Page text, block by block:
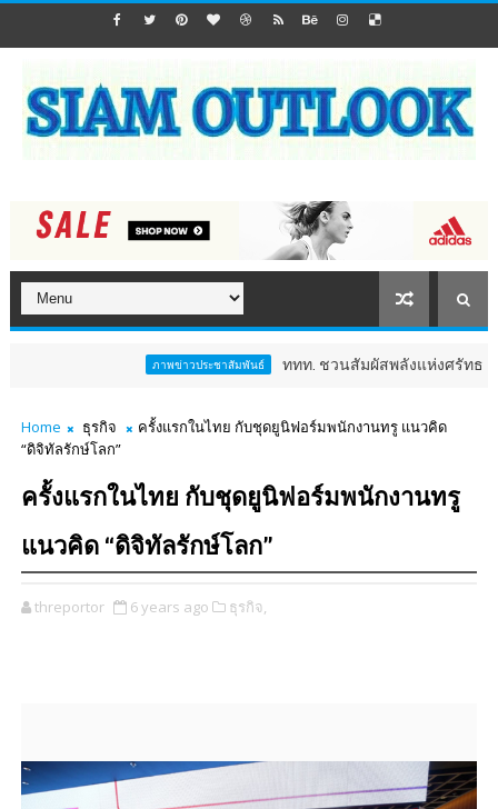
ภาพข่าวประชาสัมพันธ์ ททท. ชวนสัมผัสพลังแห่งศรัทธา ร่วมงาน "
Home ธุรกิจ
ครั้งแรกในไทย กับชุดยูนิฟอร์มพนักงานทรู แนวคิด
“ดิจิทัลรักษ์โลก”
ครั้งแรกในไทย กับชุดยูนิฟอร์มพนักงานทรู
แนวคิด “ดิจิทัลรักษ์โลก”
threportor 6 years ago ธุรกิจ,